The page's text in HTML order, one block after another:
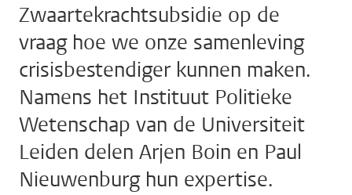
Zwaartekrachtsubsidie op de
vraag hoe we onze samenleving
crisisbestendiger kunnen maken.
Namens het Instituut Politieke
Wetenschap van de Universiteit
Leiden delen Arjen Boin en Paul
Nieuwenburg hun expertise.